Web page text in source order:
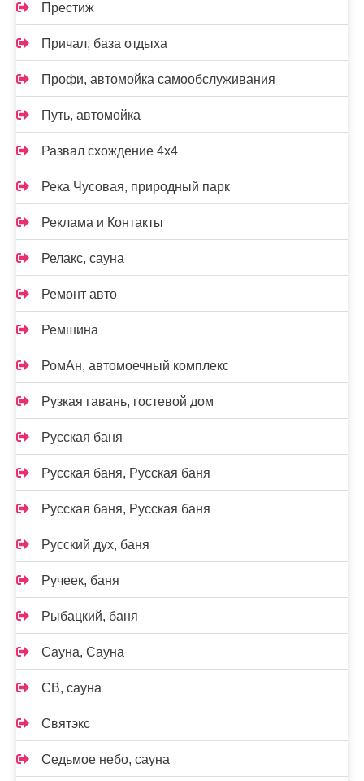
Престиж
Причал, база отдыха
Профи, автомойка самообслуживания
Путь, автомойка
Развал схождение 4х4
Река Чусовая, природный парк
Реклама и Контакты
Релакс, сауна
Ремонт авто
Ремшина
РомАн, автомоечный комплекс
Рузкая гавань, гостевой дом
Русская баня
Русская баня, Русская баня
Русская баня, Русская баня
Русский дух, баня
Ручеек, баня
Рыбацкий, баня
Сауна, Сауна
СВ, сауна
Святэкс
Седьмое небо, сауна